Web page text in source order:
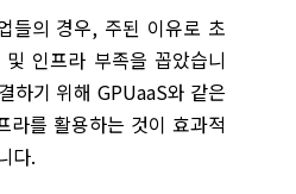
들의 경우, 주된 이유로 초
인프라 부족을 꼽았습니
하기 위해 GPUaaS와 같은
라를 활용하는 것이 효과적
다.